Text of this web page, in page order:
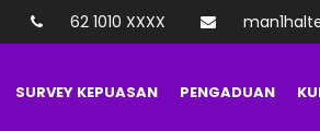
62 1010 XXXX
SURVEY KEPUASAN PENGADUAN